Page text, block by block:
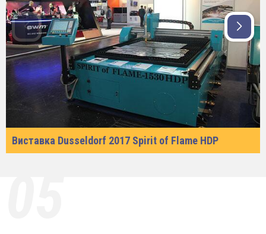
Виставка Dusseldorf 2017 Spirit of Flame HDP